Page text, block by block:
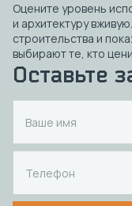
Оставьте
Оцените уровень
и архитектуру
строительства и
выбирают те, кто